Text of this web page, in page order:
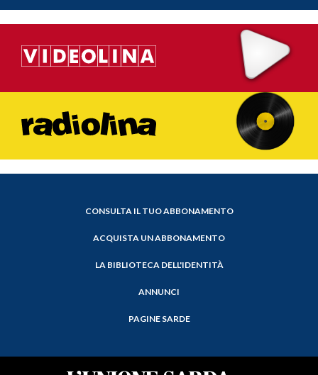
CONSULTA IL TUO ABBONAMENTO
ACQUISTA UN ABBONAMENTO
LA BIBLIOTECA DELL'IDENTITÀ
ANNUNCI
PAGINE SARDE